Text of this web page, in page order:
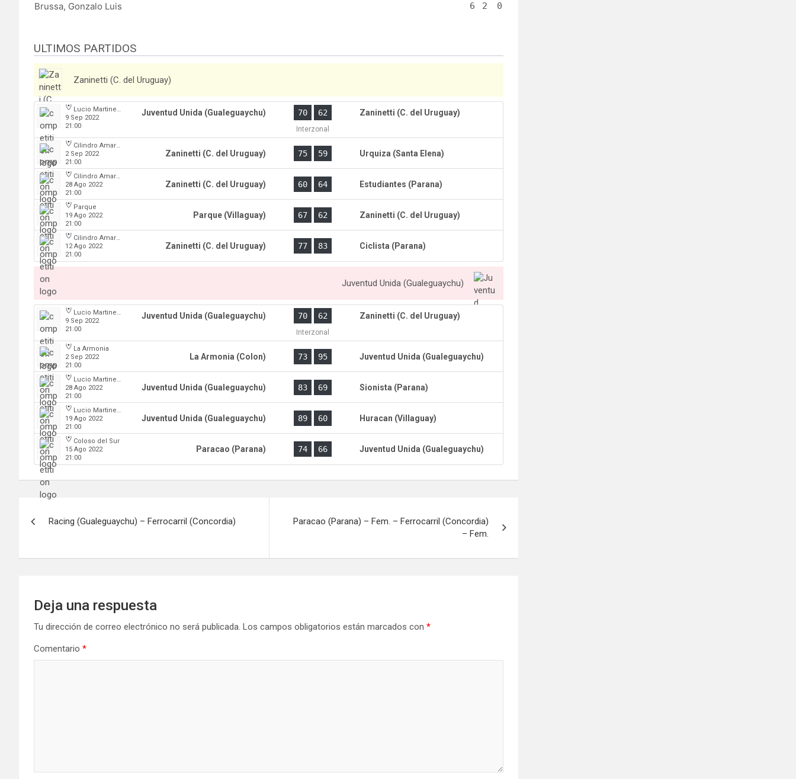
Brussa, Gonzalo Luis 6 2 0
ULTIMOS PARTIDOS
Zaninetti (C. del Uruguay)
Lucio Martinez Garbino
9 Sep 2022
21:00
Juventud Unida (Gualeguaychu) 70 62 Zaninetti (C. del Uruguay)
Interzonal
Cilindro Amarillo
2 Sep 2022
21:00
Zaninetti (C. del Uruguay) 75 59 Urquiza (Santa Elena)
Cilindro Amarillo
28 Ago 2022
21:00
Zaninetti (C. del Uruguay) 60 64 Estudiantes (Parana)
Parque
19 Ago 2022
21:00
Parque (Villaguay) 67 62 Zaninetti (C. del Uruguay)
Cilindro Amarillo
12 Ago 2022
21:00
Zaninetti (C. del Uruguay) 77 83 Ciclista (Parana)
Juventud Unida (Gualeguaychu)
Lucio Martinez Garbino
9 Sep 2022
21:00
Juventud Unida (Gualeguaychu) 70 62 Zaninetti (C. del Uruguay)
Interzonal
La Armonia
2 Sep 2022
21:00
La Armonia (Colon) 73 95 Juventud Unida (Gualeguaychu)
Lucio Martinez Garbino
28 Ago 2022
21:00
Juventud Unida (Gualeguaychu) 83 69 Sionista (Parana)
Lucio Martinez Garbino
19 Ago 2022
21:00
Juventud Unida (Gualeguaychu) 89 60 Huracan (Villaguay)
Coloso del Sur
15 Ago 2022
21:00
Paracao (Parana) 74 66 Juventud Unida (Gualeguaychu)
entradas
Racing (Gualeguaychu) – Ferrocarril (Concordia)
Paracao (Parana) – Fem. – Ferrocarril (Concordia)
– Fem.
Deja una respuesta
Tu dirección de correo electrónico no será publicada. Los campos obligatorios están marcados con *
Comentario *